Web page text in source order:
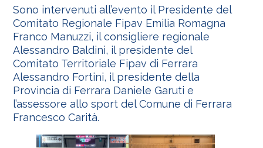
Sono intervenuti all’evento il Presidente del
Comitato Regionale Fipav Emilia Romagna
Franco Manuzzi, il consigliere regionale
Alessandro Baldini, il presidente del
Comitato Territoriale Fipav di Ferrara
Alessandro Fortini, il presidente della
Provincia di Ferrara Daniele Garuti e
l’assessore allo sport del Comune di Ferrara
Francesco Carità.